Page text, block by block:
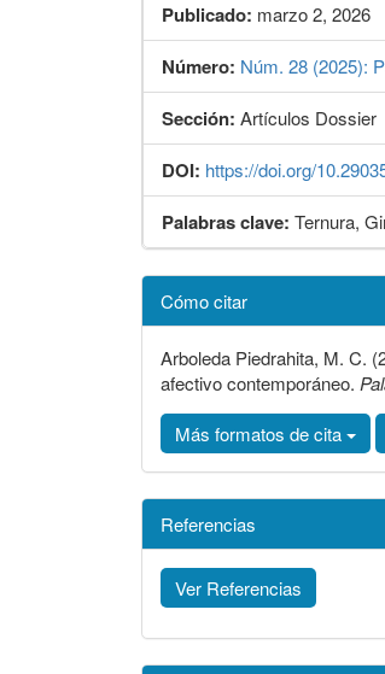
Publicado: marzo 2, 2026
Número: Núm. 28 (2025):
Sección: Artículos Dossier
DOI: https://doi.org/
Palabras clave: Ternura,
Detalles
del
artículo
Cómo citar
Arboleda Piedrahita, M. C.
afectivo contemporáneo.
Más formatos de cita
Referencias
Ver Referencias